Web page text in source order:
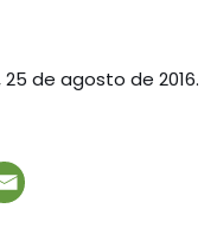
de agosto de 2016.